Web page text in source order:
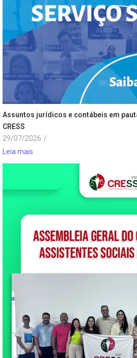
Assuntos jurídicos e contábeis em
CRESS
29/07/2026 /
Leia mais